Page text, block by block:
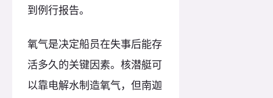
到例行报告。
氧气是决定船员在失事后能存
活多久的关键因素。核潜艇可
以靠电解水制造氧气，但南迦